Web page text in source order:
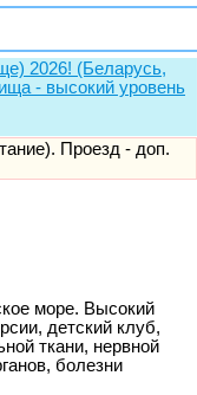
2026! (Беларусь,
- высокий уровень
Проезд - доп.
море. Высокий
детский клуб,
ткани, нервной
болезни